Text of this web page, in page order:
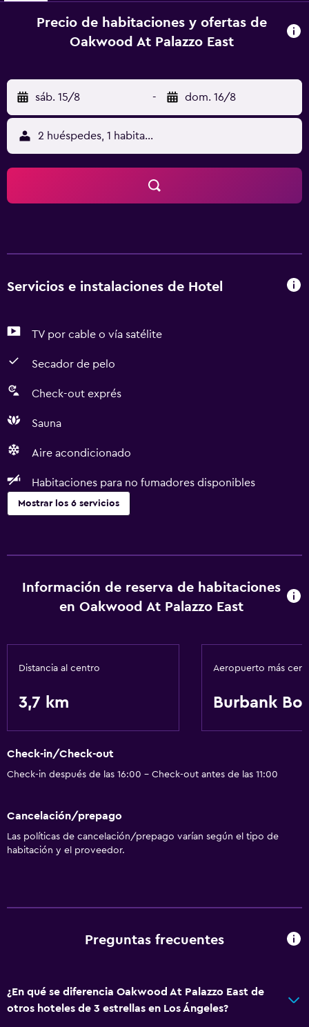
Precio de habitaciones y ofertas de
Oakwood At Palazzo East
sáb. 15/8 - dom. 16/8
2 huéspedes, 1 habitación
Servicios e instalaciones de Hotel
TV por cable o vía satélite
Secador de pelo
Check-out exprés
Sauna
Aire acondicionado
Habitaciones para no fumadores disponibles
Mostrar los 6 servicios
TV por cable o vía satélite
Servicios básicos
Spa
Información de reserva de habitaciones
en Oakwood At Palazzo East
Distancia al centro
3,7 km
Aeropuerto más
Burbank
Check-in/Check-out
Check-in después de las 16:00 - Check-out antes de las 11:00
Cancelación/prepago
Las políticas de cancelación/prepago varían según el tipo de
habitación y el proveedor.
Preguntas frecuentes
¿En qué se diferencia Oakwood At Palazzo East de
otros hoteles de 3 estrellas en Los Ángeles?